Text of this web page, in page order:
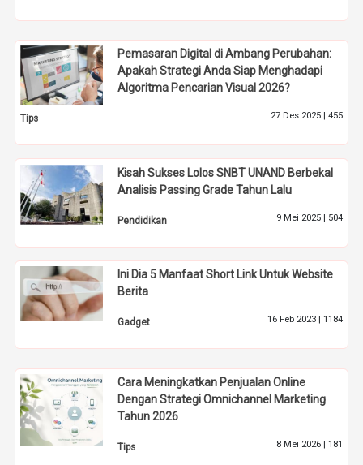
Pemasaran Digital di Ambang Perubahan:
Apakah Strategi Anda Siap Menghadapi
Algoritma Pencarian Visual 2026?
Tips 27 Des 2025 | 455
Kisah Sukses Lolos SNBT UNAND Berbekal
Analisis Passing Grade Tahun Lalu
Pendidikan 9 Mei 2025 | 504
Ini Dia 5 Manfaat Short Link Untuk Website
Berita
Gadget 16 Feb 2023 | 1184
Cara Meningkatkan Penjualan Online
Dengan Strategi Omnichannel Marketing
Tahun 2026
Tips 8 Mei 2026 | 181